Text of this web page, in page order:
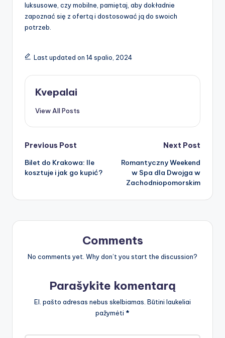
luksusowe, czy mobilne, pamiętaj, aby dokładnie
zapoznać się z ofertą i dostosować ją do swoich
potrzeb.
Last updated on 14 spalio, 2024
Kvepalai
View All Posts
Post
navigation
Previous Post
Bilet do Krakowa: Ile
kosztuje i jak go kupić?
Next Post
Romantyczny Weekend
w Spa dla Dwojga w
Zachodniopomorskim
Comments
No comments yet. Why don’t you start the discussion?
Parašykite komentarą
El. pašto adresas nebus skelbiamas. Būtini laukeliai
pažymėti *